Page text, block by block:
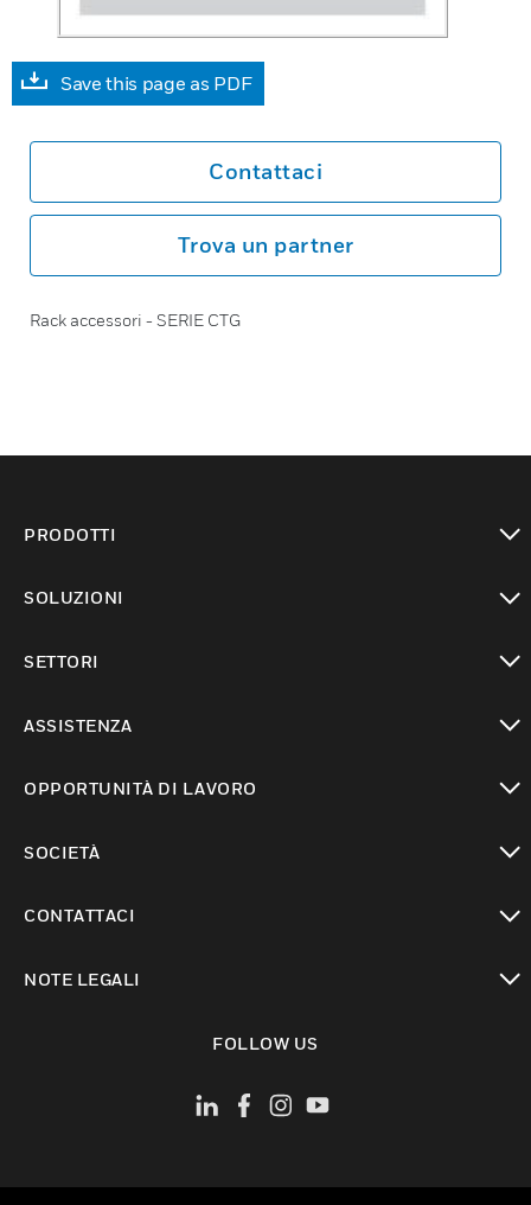
Save this page as PDF
Contattaci
Trova un partner
Rack accessori - SERIE CTG
PRODOTTI
SOLUZIONI
SETTORI
ASSISTENZA
OPPORTUNITÀ DI LAVORO
SOCIETÀ
CONTATTACI
NOTE LEGALI
FOLLOW US